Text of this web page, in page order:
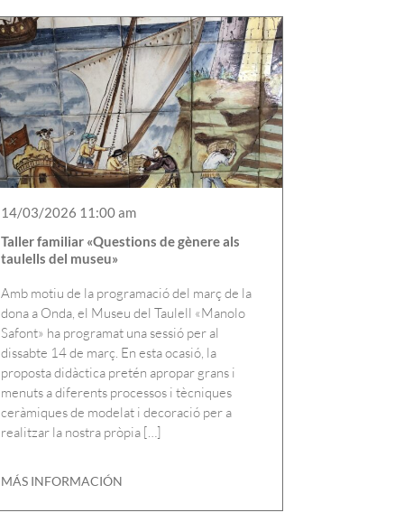
14/03/2026 11:00 am
Taller familiar «Questions de gènere als
taulells del museu»
Amb motiu de la programació del març de la
dona a Onda, el Museu del Taulell «Manolo
Safont» ha programat una sessió per al
dissabte 14 de març. En esta ocasió, la
proposta didàctica pretén apropar grans i
menuts a diferents processos i tècniques
ceràmiques de modelat i decoració per a
realitzar la nostra pròpia […]
MÁS INFORMACIÓN